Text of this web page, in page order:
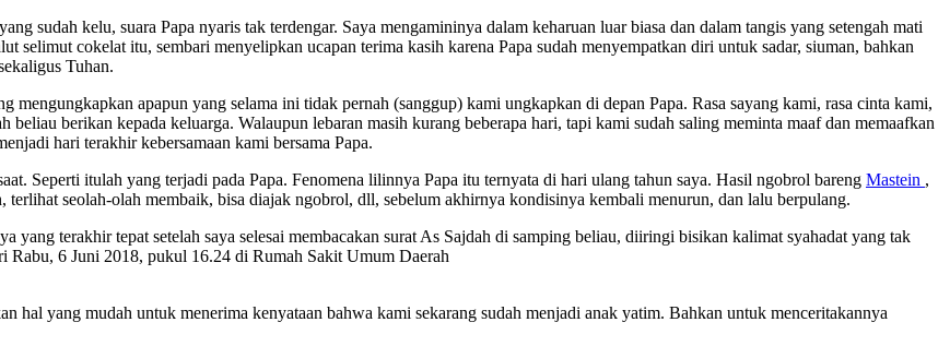
sudah kelu, suara Papa nyaris tak terdengar. Saya mengamininya dalam keharuan luar biasa dan dalam tangis yang setengah mati
selimut cokelat itu, sembari menyelipkan ucapan terima kasih karena Papa sudah menyempatkan diri untuk sadar, siuman, bahkan
Tuhan.
apapun yang selama ini tidak pernah (sanggup) kami ungkapkan di depan Papa. Rasa sayang kami, rasa cinta kami,
beliau berikan kepada keluarga. Walaupun lebaran masih kurang beberapa hari, tapi kami sudah saling meminta maaf dan memaafkan
hari terakhir kebersamaan kami bersama Papa.
Seperti itulah yang terjadi pada Papa. Fenomena lilinnya Papa itu ternyata di hari ulang tahun saya. Hasil ngobrol bareng Mastein ,
terlihat seolah-olah membaik, bisa diajak ngobrol, dll, sebelum akhirnya kondisinya kembali menurun, dan lalu berpulang.
yang terakhir tepat setelah saya selesai membacakan surat As Sajdah di samping beliau, diiringi bisikan kalimat syahadat yang tak
Rabu, 6 Juni 2018, pukul 16.24 di Rumah Sakit Umum Daerah
hal yang mudah untuk menerima kenyataan bahwa kami sekarang sudah menjadi anak yatim. Bahkan untuk menceritakannya